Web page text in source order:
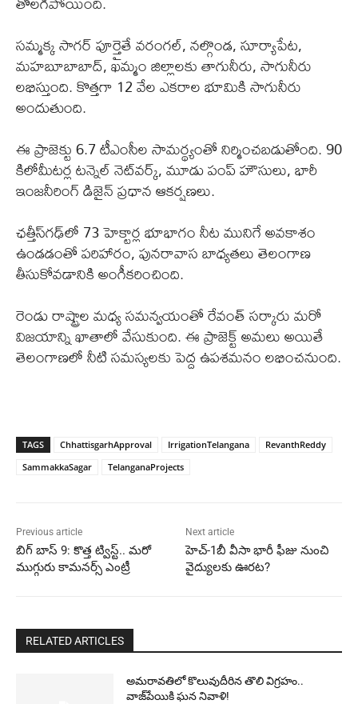
సమ్మక్క సాగర్ పూర్తైతే వరంగల్, నల్గొండ, సూర్యాపేట,
మహబూబాబాద్, ఖమ్మం జిల్లాలకు తాగునీరు, సాగునీరు
లభిస్తుంది. కొత్తగా 12 వేల ఎకరాల భూమికి సాగునీరు
అందుతుంది.
ఈ ప్రాజెక్టు 6.7 టీఎంసీల సామర్థ్యంతో నిర్మించబడుతోంది. 90
కిలోమీటర్ల టన్నెల్ నెట్‌వర్క్, మూడు పంప్ హౌసులు, భారీ
ఇంజనీరింగ్ డిజైన్ ప్రధాన ఆకర్షణలు.
ఛత్తీస్‌గఢ్‌లో 73 హెక్టార్ల భూభాగం నీట మునిగే అవకాశం
ఉండడంతో పరిహారం, పునరావాస బాధ్యతలు తెలంగాణ
తీసుకోవడానికి అంగీకరించింది.
రెండు రాష్ట్రాల మధ్య సమన్వయంతో రేవంత్ సర్కారు మరో
విజయాన్ని ఖాతాలో వేసుకుంది. ఈ ప్రాజెక్ట్ అమలు అయితే
తెలంగాణలో నీటి సమస్యలకు పెద్ద ఉపశమనం లభించనుంది.
TAGS ChhattisgarhApproval IrrigationTelangana
RevanthReddy
SammakkaSagar
TelanganaProjects
Previous article
బిగ్ బాస్ 9: కొత్త ట్విస్ట్.. మరో
ముగ్గురు కామనర్స్ ఎంట్రీ
Next article
హెచ్-1బీ వీసా భారీ ఫీజు నుంచి
వైద్యులకు ఊరట?
RELATED ARTICLES
అమరావతిలో కొలువుదీరిన తొలి విగ్రహం..
వాజ్‌పేయికి ఘన నివాళి!